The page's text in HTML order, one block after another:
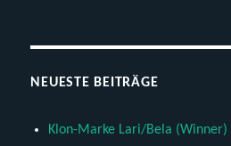
NEUESTE BEITRÄGE
Klon-Marke Lari/Bela